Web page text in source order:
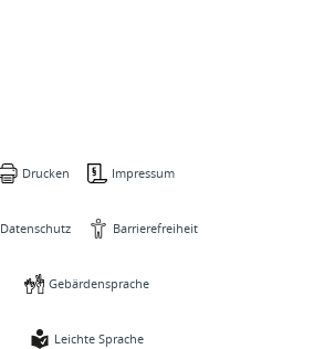
Drucken Impressum
Datenschutz Barrierefreiheit
Gebärdensprache
Leichte Sprache